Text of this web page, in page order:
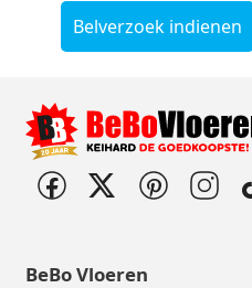
Belverzoek indienen
BeBo Vloeren